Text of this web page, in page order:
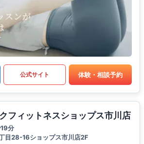
公式サイト 体験・相談予約
フィットネスショップス市川店
分
目28-16ショップス市川店2F